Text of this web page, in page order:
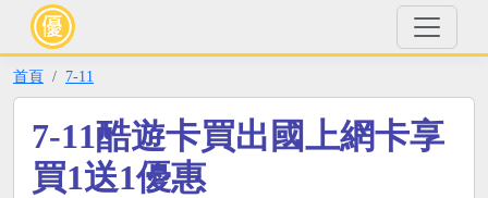
首頁 7-11
7-11酷遊卡買出國上網卡享
買1送1優惠